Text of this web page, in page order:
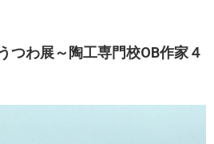
つわ展～陶工専門校OB作家４